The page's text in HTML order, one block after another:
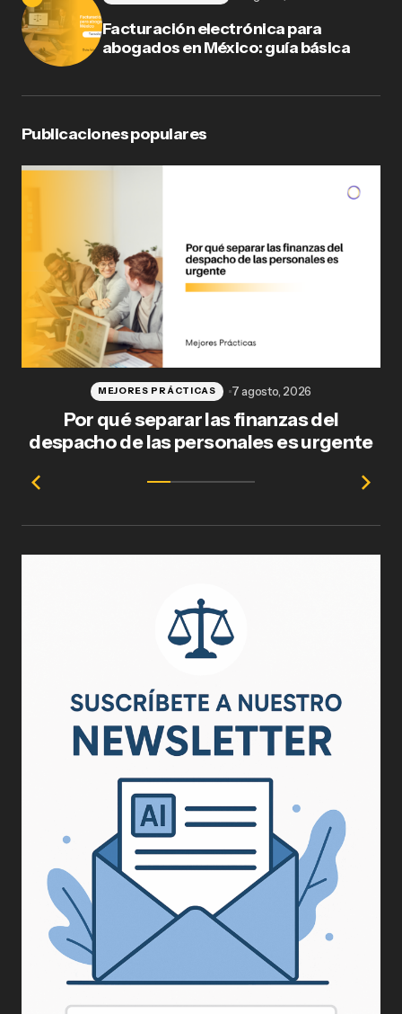
Facturación electrónica para
abogados en México: guía básica
Publicaciones populares
Por qué separar las finanzas del
despacho de las personales es urgente
MEJORES PRÁCTICAS 7 agosto, 2026